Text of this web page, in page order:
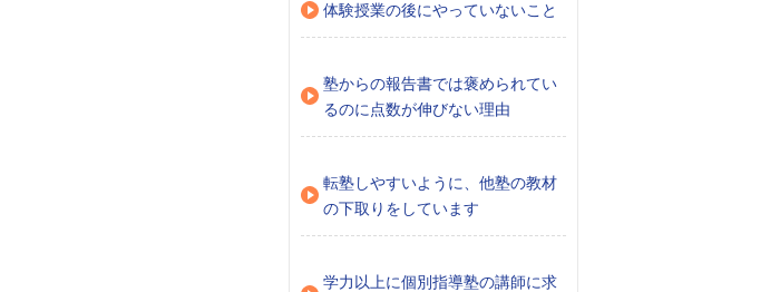
体験授業の後にやっていないこと
塾からの報告書では褒められてい
るのに点数が伸びない理由
転塾しやすいように、他塾の教材
の下取りをしています
学力以上に個別指導塾の講師に求